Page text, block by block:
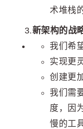
术堆栈
3.新架构的战
我们希
实现更
创建更
我们需
度，因
慢的工